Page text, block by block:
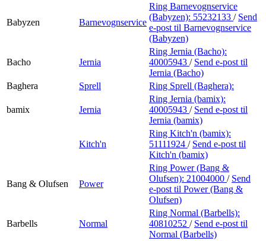
Babyzen Barnevognservice
Ring Barnevognservice
(Babyzen): 55232133 / Send
e-post til Barnevognservice
(Babyzen)
Bacho Jernia
Ring Jernia (Bacho):
40005943 / Send e-post til
Jernia (Bacho)
Baghera
Sprell Ring Sprell (Baghera):
bamix Jernia
Ring Jernia (bamix):
40005943 / Send e-post til
Jernia (bamix)
Kitch'n
Ring Kitch'n (bamix):
51111924 / Send e-post til
Kitch'n (bamix)
Bang & Olufsen Power
Ring Power (Bang &
Olufsen): 21004000 / Send
e-post til Power (Bang &
Olufsen)
Barbells Normal
Ring Normal (Barbells):
40810252 / Send e-post til
Normal (Barbells)